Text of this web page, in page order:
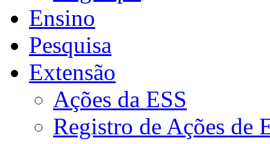
Ensino
Pesquisa
Extensão
Ações da ESS
Registro de Ações de